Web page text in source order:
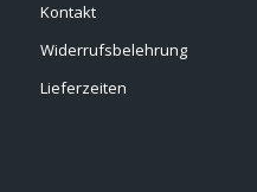
Kontakt
Widerrufsbelehrung
Lieferzeiten